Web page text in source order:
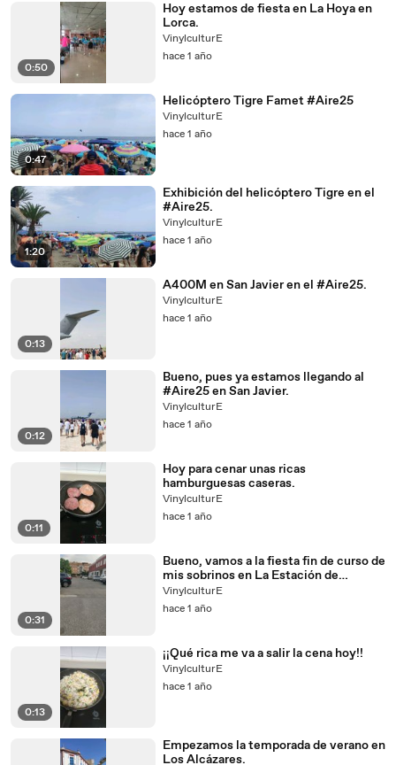
0:50
Hoy estamos de fiesta en La Hoya en
Lorca.
VinylculturE
hace 1 año
0:47
Helicóptero Tigre Famet #Aire25
VinylculturE
hace 1 año
1:20
Exhibición del helicóptero Tigre en el
#Aire25.
VinylculturE
hace 1 año
0:13
A400M en San Javier en el #Aire25.
VinylculturE
hace 1 año
0:12
Bueno, pues ya estamos llegando al
#Aire25 en San Javier.
VinylculturE
hace 1 año
0:11
Hoy para cenar unas ricas
hamburguesas caseras.
VinylculturE
hace 1 año
0:31
Bueno, vamos a la fiesta fin de curso de
mis sobrinos en La Estación de
Beniaján.
VinylculturE
hace 1 año
0:13
¡¡Qué rica me va a salir la cena hoy!!
VinylculturE
hace 1 año
Empezamos la temporada de verano en
Los Alcázares.